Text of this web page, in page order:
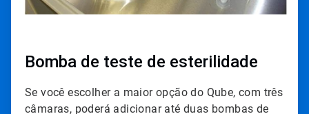
Bomba de teste de esterilidade
Se você escolher a maior opção do Qube, com três
câmaras, poderá adicionar até duas bombas de